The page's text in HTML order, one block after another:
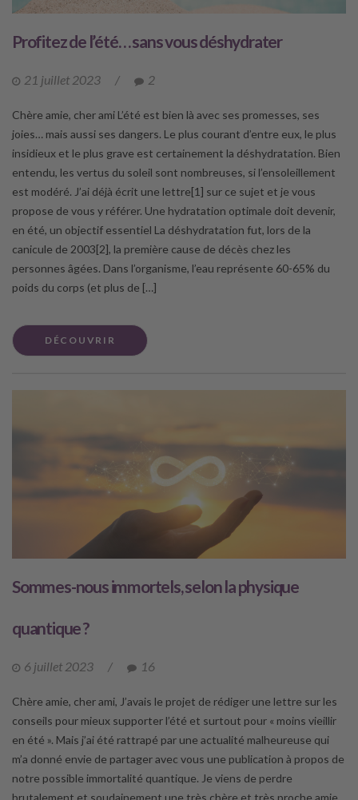
Profitez de l’été… sans vous déshydrater
21 juillet 2023 / 2
Chère amie, cher ami L’été est bien là avec ses promesses, ses
joies… mais aussi ses dangers. Le plus courant d’entre eux, le plus
insidieux et le plus grave est certainement la déshydratation. Bien
entendu, les vertus du soleil sont nombreuses, si l’ensoleillement
est modéré. J’ai déjà écrit une lettre[1] sur ce sujet et je vous
propose de vous y référer. Une hydratation optimale doit devenir,
en été, un objectif essentiel La déshydratation fut, lors de la
canicule de 2003[2], la première cause de décès chez les
personnes âgées. Dans l’organisme, l’eau représente 60-65% du
poids du corps (et plus de […]
DÉCOUVRIR
Sommes-nous immortels, selon la physique
quantique ?
6 juillet 2023 / 16
Chère amie, cher ami, J’avais le projet de rédiger une lettre sur les
conseils pour mieux supporter l’été et surtout pour « moins vieillir
en été ». Mais j’ai été rattrapé par une actualité malheureuse qui
m’a donné envie de partager avec vous une publication à propos de
notre possible immortalité quantique. Je viens de perdre
brutalement et soudainement une très chère et très proche amie,